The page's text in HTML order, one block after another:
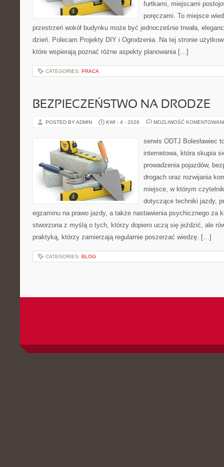
furtkami, miejscami
poręczami. To miejsce
przestrzeń wokół budynku może być jednocześnie trwała,
dzień. Polecam Projekty DIY i Ogrodzenia. Na tej stronie
które wspierają poznać różne aspekty planowania […]
CATEGORIES: PRACA
BEZPIECZEŃSTWO NA DRODZE
POSTED BY ADMIN KWI - 4 - 2026 MOŻLIWOŚĆ
serwis ODTJ Bolesławiec
internetowa, która skupia
prowadzenia pojazdów,
drogach oraz rozwijania
miejsce, w którym
dotyczące techniki jazdy,
egzaminu na prawo jazdy, a także nastawienia psychicznego za
stworzona z myślą o tych, którzy dopiero uczą się jeździć, ale
praktyką, którzy zamierzają regularnie poszerzać wiedzę. […]
CATEGORIES: BLOG